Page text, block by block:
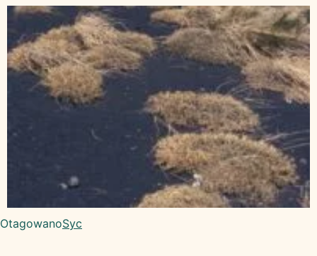
OtagowanoSyc